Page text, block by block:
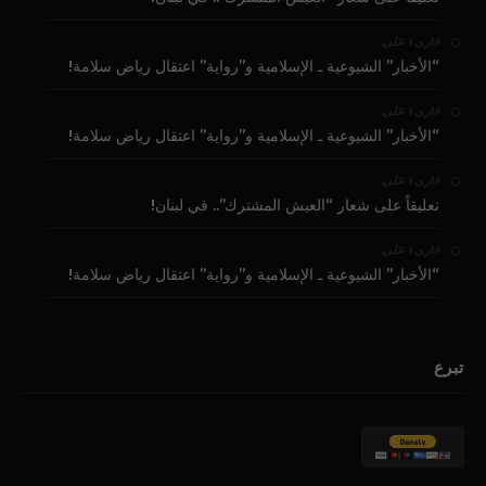
قارىء على
“الأخبار” الشيوعية ـ الإسلامية و”رواية” اعتقال رياض سلامة!
قارىء على
“الأخبار” الشيوعية ـ الإسلامية و”رواية” اعتقال رياض سلامة!
قارىء على
تعليقاً على شعار “العيش المشترك”.. في لبنان!
قارىء على
“الأخبار” الشيوعية ـ الإسلامية و”رواية” اعتقال رياض سلامة!
تبرع